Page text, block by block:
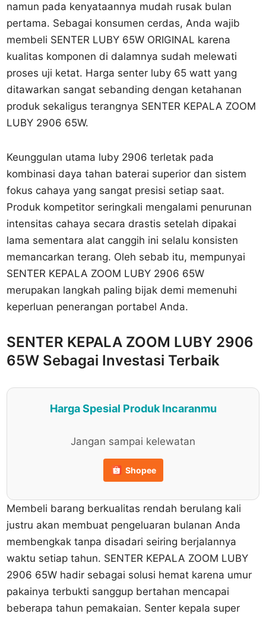
namun pada kenyataannya mudah rusak bulan
pertama. Sebagai konsumen cerdas, Anda wajib
membeli SENTER LUBY 65W ORIGINAL karena
kualitas komponen di dalamnya sudah melewati
proses uji ketat. Harga senter luby 65 watt yang
ditawarkan sangat sebanding dengan ketahanan
produk sekaligus terangnya SENTER KEPALA ZOOM
LUBY 2906 65W.
Keunggulan utama luby 2906 terletak pada
kombinasi daya tahan baterai superior dan sistem
fokus cahaya yang sangat presisi setiap saat.
Produk kompetitor seringkali mengalami penurunan
intensitas cahaya secara drastis setelah dipakai
lama sementara alat canggih ini selalu konsisten
memancarkan terang. Oleh sebab itu, mempunyai
SENTER KEPALA ZOOM LUBY 2906 65W
merupakan langkah paling bijak demi memenuhi
keperluan penerangan portabel Anda.
SENTER KEPALA ZOOM LUBY 2906
65W Sebagai Investasi Terbaik
Harga Spesial Produk Incaranmu
Jangan sampai kelewatan
Shopee
Membeli barang berkualitas rendah berulang kali
justru akan membuat pengeluaran bulanan Anda
membengkak tanpa disadari seiring berjalannya
waktu setiap tahun. SENTER KEPALA ZOOM LUBY
2906 65W hadir sebagai solusi hemat karena umur
pakainya terbukti sanggup bertahan mencapai
beberapa tahun pemakaian. Senter kepala super